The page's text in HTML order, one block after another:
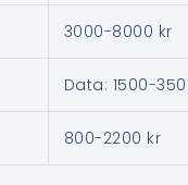
3000-8000 kr
Data: 1500-
800-2200 kr